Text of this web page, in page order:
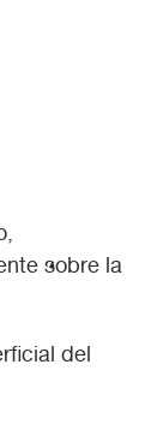
sobre la
del